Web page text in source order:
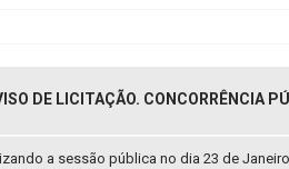
DE LICITAÇÃO. CONCORRÊNCIA
a sessão pública no dia 23 de